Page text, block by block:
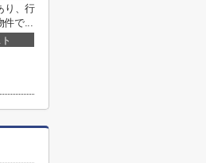
り、行
件で...